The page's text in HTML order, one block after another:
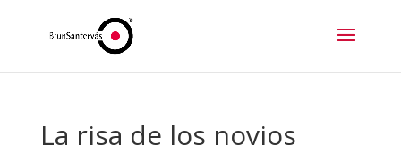
La risa de los novios